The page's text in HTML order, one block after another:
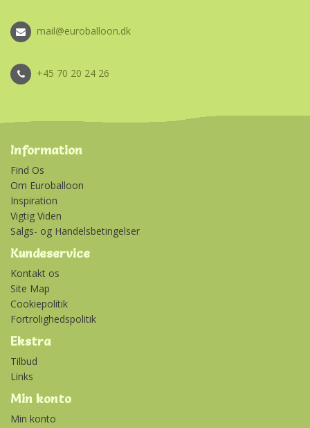
mail@euroballoon.dk
+45 70 20 24 26
Information
Find Os
Om Euroballoon
Inspiration
Vigtig Viden
Salgs- og Handelsbetingelser
Kundeservice
Kontakt os
Site Map
Cookiepolitik
Fortrolighedspolitik
Ekstra
Tilbud
Links
Min konto
Min konto